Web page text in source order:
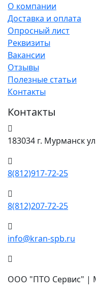
О компании
Доставка и оплата
Опросный лист
Реквизиты
Вакансии
Отзывы
Полезные статьи
Контакты
Контакты
183034 г. Мурманск
8(812)917-72-25
8(812)207-72-25
info@kran-spb.ru
ООО "ПТО Сервис" |